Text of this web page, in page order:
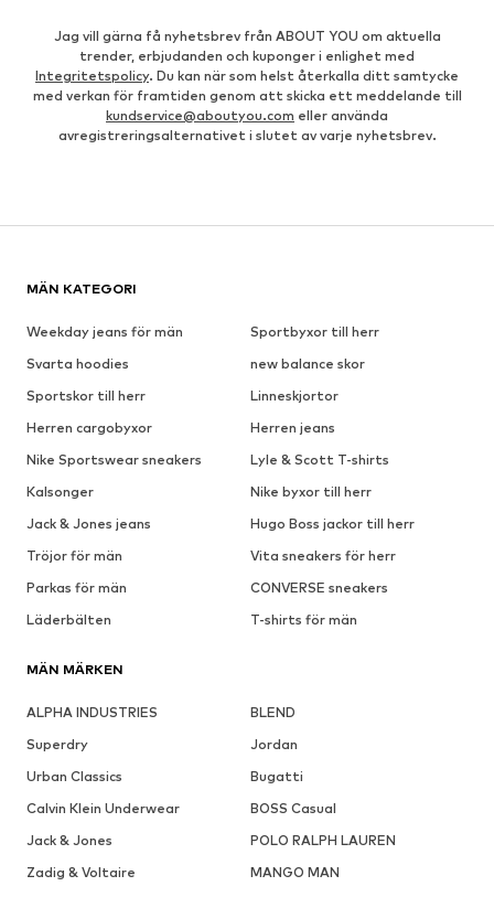
Jag vill gärna få nyhetsbrev från ABOUT YOU om aktuella
trender, erbjudanden och kuponger i enlighet med
Integritetspolicy. Du kan när som helst återkalla ditt samtycke
med verkan för framtiden genom att skicka ett meddelande till
kundservice@aboutyou.com eller använda
avregistreringsalternativet i slutet av varje nyhetsbrev.
MÄN KATEGORI
Weekday jeans för män
Sportbyxor till herr
Svarta hoodies
new balance skor
Sportskor till herr
Linneskjortor
Herren cargobyxor
Herren jeans
Nike Sportswear sneakers
Lyle & Scott T-shirts
Kalsonger
Nike byxor till herr
Jack & Jones jeans
Hugo Boss jackor till herr
Tröjor för män
Vita sneakers för herr
Parkas för män
CONVERSE sneakers
Läderbälten
T-shirts för män
MÄN MÄRKEN
ALPHA INDUSTRIES
BLEND
Superdry
Jordan
Urban Classics
Bugatti
Calvin Klein Underwear
BOSS Casual
Jack & Jones
POLO RALPH LAUREN
Zadig & Voltaire
MANGO MAN